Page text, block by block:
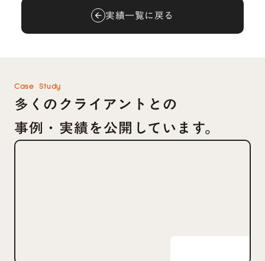
arrow_back 実績一覧に戻る
Case Study
多くのクライアントとの
事例・実績を公開しています。